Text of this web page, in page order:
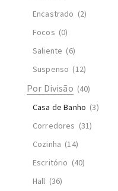
Encastrado (2)
Focos (0)
Saliente (6)
Suspenso (12)
Por Divisão (40)
Casa de Banho (3)
Corredores (31)
Cozinha (14)
Escritório (40)
Hall (36)